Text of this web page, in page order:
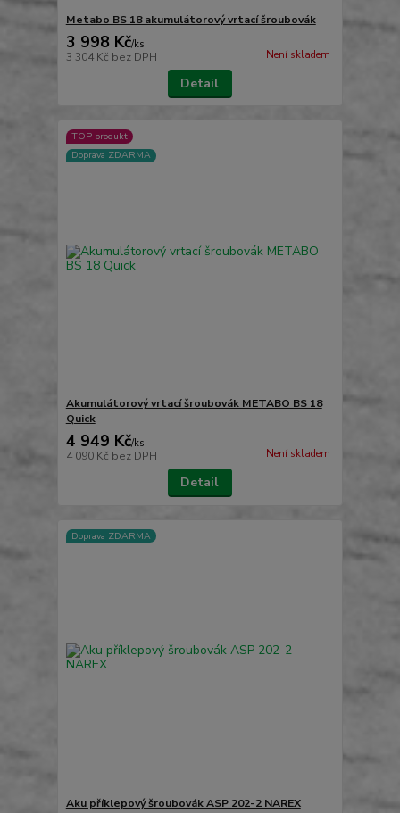
Metabo BS 18 akumulátorový vrtací šroubovák
3 998 Kč/ks
3 304 Kč bez DPH Není skladem
Detail
TOP produkt
Doprava ZDARMA
Akumulátorový vrtací šroubovák METABO BS 18
Quick
4 949 Kč/ks
4 090 Kč bez DPH Není skladem
Detail
Doprava ZDARMA
Aku příklepový šroubovák ASP 202-2 NAREX